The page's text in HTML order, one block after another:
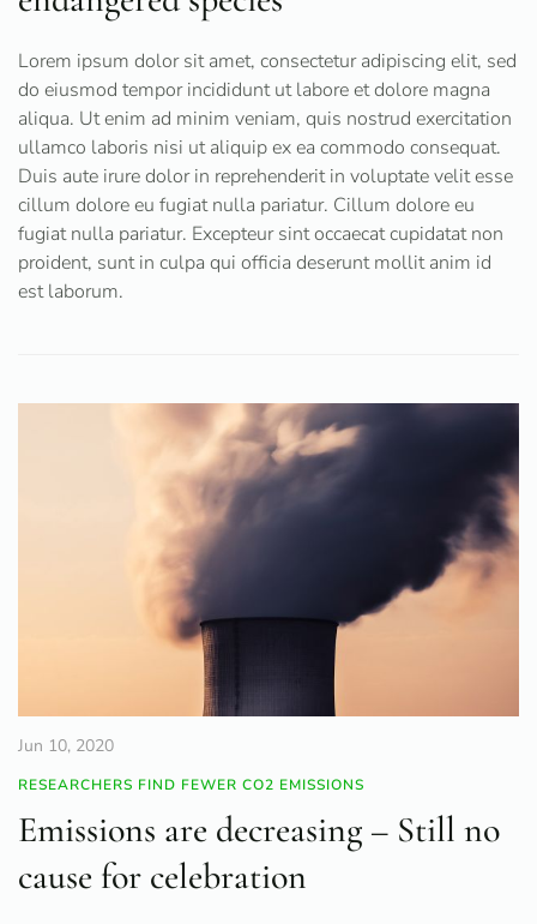
Lorem ipsum dolor sit amet, consectetur adipiscing elit, sed
do eiusmod tempor incididunt ut labore et dolore magna
aliqua. Ut enim ad minim veniam, quis nostrud exercitation
ullamco laboris nisi ut aliquip ex ea commodo consequat.
Duis aute irure dolor in reprehenderit in voluptate velit esse
cillum dolore eu fugiat nulla pariatur. Cillum dolore eu
fugiat nulla pariatur. Excepteur sint occaecat cupidatat non
proident, sunt in culpa qui officia deserunt mollit anim id
est laborum.
Jun 10, 2020
RESEARCHERS FIND FEWER CO2 EMISSIONS
Emissions are decreasing – Still no
cause for celebration